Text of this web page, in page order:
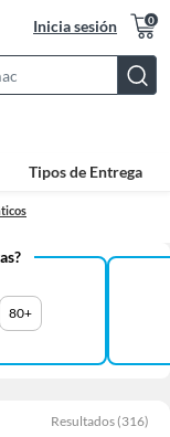
Inicia sesión 0
Bar
Tipos de Entrega
80+
Resultados (316)